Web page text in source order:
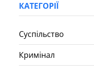
КАТЕГОРІЇ
Суспільство
Кримінал